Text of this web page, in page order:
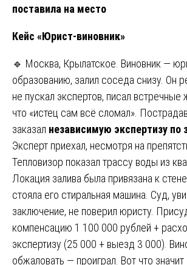
поставила на место
Кейс «Юрист-виновник»
🔹 Москва, Крылатское. Виновник —
образованию, залил соседа снизу. Он
не пускал экспертов, писал встречные
что «истец сам всё сломал».
заказал независимую экспертизу по
Эксперт приехал, несмотря на
Тепловизор показал трассу воды из
Локация залива была привязана к
стояла его стиральная машина. Суд,
заключение, не поверил юристу.
компенсацию 1 100 000 рублей +
экспертизу (25 000 + выезд 3 000).
обжаловать — проиграл. Вот что значит